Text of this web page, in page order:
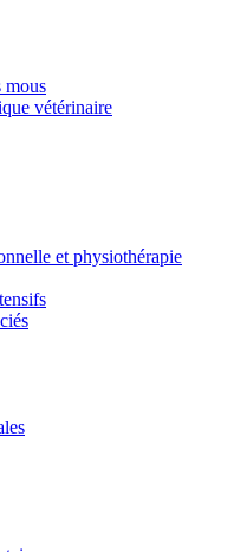
mous
vétérinaire
et physiothérapie